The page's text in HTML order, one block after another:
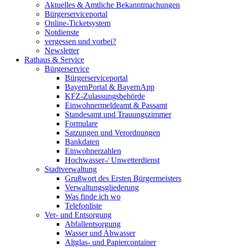
Aktuelles & Amtliche Bekanntmachungen
Bürgerserviceportal
Online-Ticketsystem
Notdienste
vergessen und vorbei?
Newsletter
Rathaus & Service
Bürgerservice
Bürgerserviceportal
BayernPortal & BayernApp
KFZ-Zulassungsbehörde
Einwohnermeldeamt & Passamt
Standesamt und Trauungszimmer
Formulare
Satzungen und Verordnungen
Bankdaten
Einwohnerzahlen
Hochwasser-/ Unwetterdienst
Stadtverwaltung
Grußwort des Ersten Bürgermeisters
Verwaltungsgliederung
Was finde ich wo
Telefonliste
Ver- und Entsorgung
Abfallentsorgung
Wasser und Abwasser
Altglas- und Papiercontainer